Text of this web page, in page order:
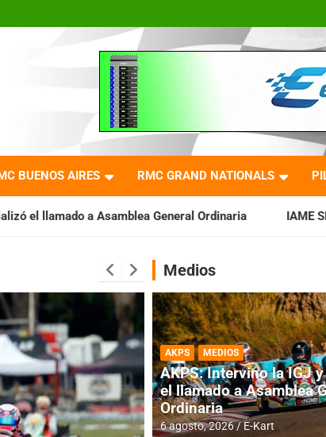
BUENOS AIRES RMC GRAND NATIONALS
General Ordinaria IAME SERIES ARGENTINA:
Medios
AKPS MEDIOS
AKPS: Intervino la IGJ
el llamado a Asamblea
Ordinaria
6 agosto, 2026 E-Kart